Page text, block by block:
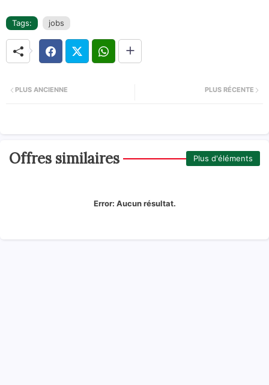
Tags: jobs
PLUS RÉCENTE
PLUS ANCIENNE
Offres similaires Plus d'éléments
Error: Aucun résultat.